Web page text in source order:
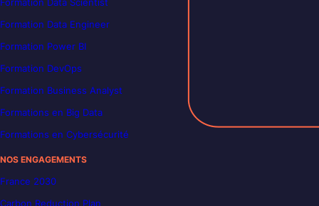
Formation Data Engineer
Formation Power BI
Formation DevOps
Formation Business Analyst
Formations en Big Data
Formations en Cybersécurité
NOS ENGAGEMENTS
France 2030
Carbon Reduction Plan